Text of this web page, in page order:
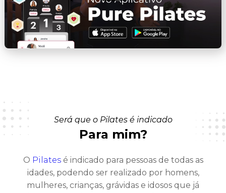
Será que o Pilates é indicado
Para mim?
O Pilatesé indicado para pessoas de todas as
idades, podendo ser realizado por homens,
mulheres, crianças, grávidas e idosos que já